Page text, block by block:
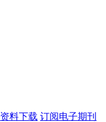
资料下载 订阅电子期刊